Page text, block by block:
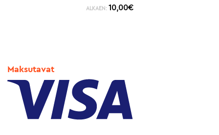
ALKAEN: 10,00€
Maksutavat